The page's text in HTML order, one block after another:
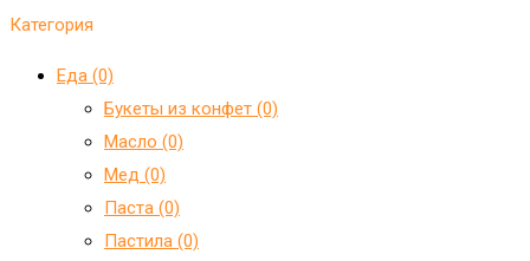
Категория
Еда (0)
Букеты из конфет (0)
Масло (0)
Мед (0)
Паста (0)
Пастила (0)